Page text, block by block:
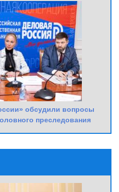
обсудили вопросы
преследования